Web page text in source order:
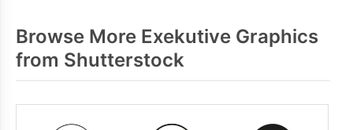
Browse More Exekutive Graphics
from Shutterstock